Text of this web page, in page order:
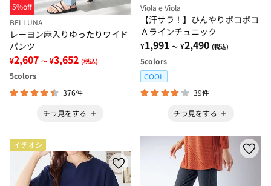
5%off
BELLUNA
レーヨン麻入りゆったりワイド
パンツ
¥2,607 ～ ¥3,652 (税込)
5colors
376件
チラ見をする
Viola e Viola
【汗サラ！】ひんやりポコポコ
Ａラインチュニック
¥1,991 ～ ¥2,490 (税込)
5colors
COOL
39件
チラ見をする
イチオシ